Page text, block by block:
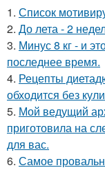
1. Список
2. До лета - 2
3. Минус 8 кг - и
последнее время.
4. Рецепты
обходится без
5. Мой ведущий
приготовила на
для вас.
6. Самое